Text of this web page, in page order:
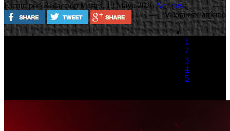
Escrito por RedacciónMartes, 19 Mayo 2026Noticias
Valora este artículo
1
2
3
4
5